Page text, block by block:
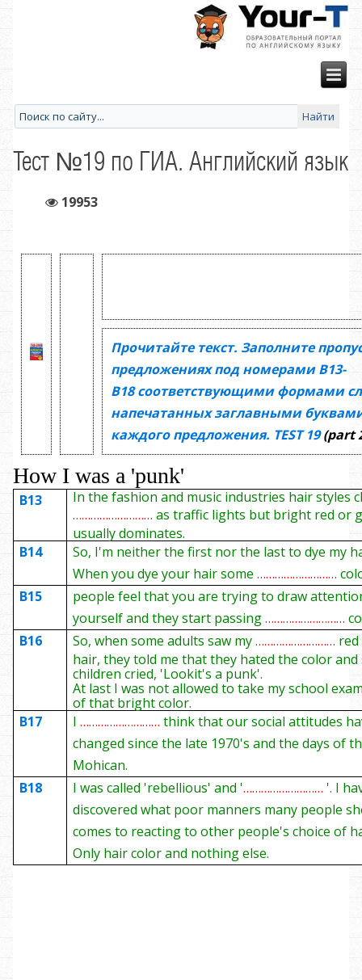
Тест №19 по ГИА. Английский язык
19953
Прочитайте текст. Заполните
предложениях под номерамиВ13-
В18соответствующими формами
напечатанных заглавными
каждого предложения. TEST19(part
How I was a 'punk'
B13
In the fashion and music industries hair styles
………………………as traffic lights but bright red or
usually dominates.
B14
So, I'm neither the first nor the last to dye my
When you dye your hair some………………………
B15
people feel that you are trying to draw
yourself and they start passing………………………
B16
So, when some adults saw my………………………
hair, they told me that they hated the color and
children cried, 'Look­it's a punk'.
At last I was not allowed to take my school
of that bright color.
B17
I………………………think that our social attitudes
changed since the late 1970's and the days of
Mohican.
B18
I was called 'rebellious' and '……………………… '. I
discovered what poor manners many people
comes to reacting to other people's choice of
Only hair color and nothing else.